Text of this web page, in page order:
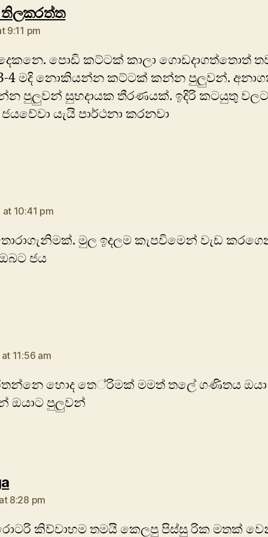
තිලකරත්තsays:
9:11 pm
පොඩි ක‍ට්ටක් කාලා ගොඩදාගත්තොත්
4 මදි නොකියන්න කට්ටක් කන්න පුලුවන්.
පුලුවන් සුභදායක තීරණයක්. ඉදිරි කටයුතු වලට
යැයි පාර්ථනා කරනවා
at 10:41 pm
මුල ඉදලම කැපවිමෙන් වැඩ
ජය
11:56 am
හොද තෙ‍්රිමක් මමත් තලේ ගණිතය ඔයා
ඔයාට පුලුවන්
says:
8:28 pm
කිව්වාහම තමයි කෙලපු පිස්සු රික මතක්